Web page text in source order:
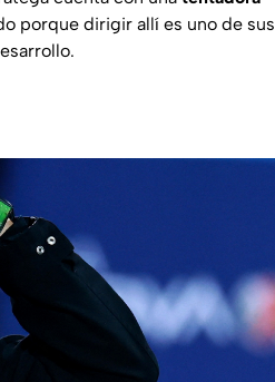
porque dirigir allí es uno de sus